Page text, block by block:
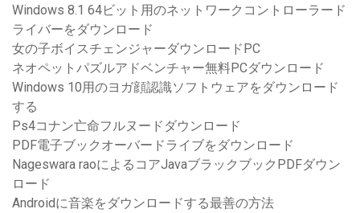
Windows 8.1 64ビット用のネットワークコントローラード
ライバーをダウンロード
女の子ボイスチェンジャーダウンロードPC
ネオペットパズルアドベンチャー無料PCダウンロード
Windows 10用のヨガ顔認識ソフトウェアをダウンロード
する
Ps4コナン亡命フルヌードダウンロード
PDF電子ブックオーバードライブをダウンロード
Nageswara raoによるコアJavaブラックブックPDFダウン
ロード
Androidに音楽をダウンロードする最善の方法